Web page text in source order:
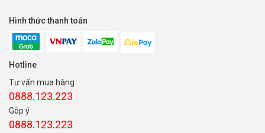
Hình thức thanh toán
Hotline
Tư vấn mua hàng
0888.123.223
Góp ý
0888.123.223